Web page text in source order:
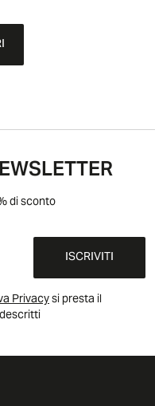
di sconto
ISCRIVITI
Privacysi presta il